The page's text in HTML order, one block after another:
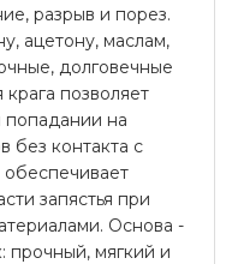
разрыв и порез.
ацетону, маслам,
долговечные
позволяет
попадании на
без контакта с
запястья при
Основа -
прочный, мягкий и